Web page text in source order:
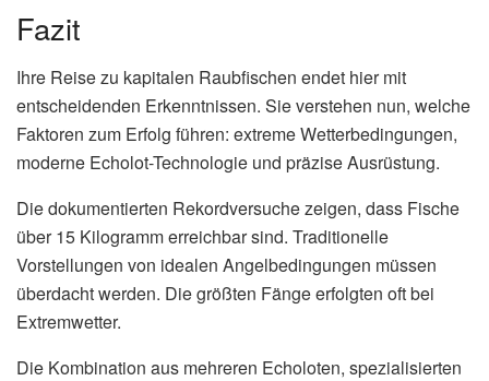
Fazit
Ihre Reise zu kapitalen Raubfischen endet hier mit
entscheidenden Erkenntnissen. Sie verstehen nun, welche
Faktoren zum Erfolg führen: extreme Wetterbedingungen,
moderne Echolot-Technologie und präzise Ausrüstung.
Die dokumentierten Rekordversuche zeigen, dass Fische
über 15 Kilogramm erreichbar sind. Traditionelle
Vorstellungen von idealen Angelbedingungen müssen
überdacht werden. Die größten Fänge erfolgten oft bei
Extremwetter.
Die Kombination aus mehreren Echoloten, spezialisierten